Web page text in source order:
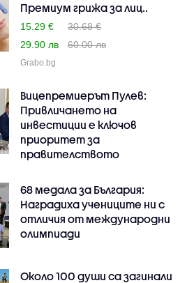
Премиум грижа за лиц..
15.29 €
30.68 €
29.90 лв
60.00 лв
Grabo.bg
Вицепремиерът Пулев:
Привличането на
инвестиции е ключов
приоритет за
правителството
68 медала за България:
Наградиха учениците ни с
отличия от международни
олимпиади
Около 100 души са загинали